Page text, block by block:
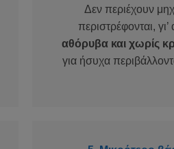
Δεν περιέχουν
περιστρέφονται,
αθόρυβα και χωρίς
για ήσυχα